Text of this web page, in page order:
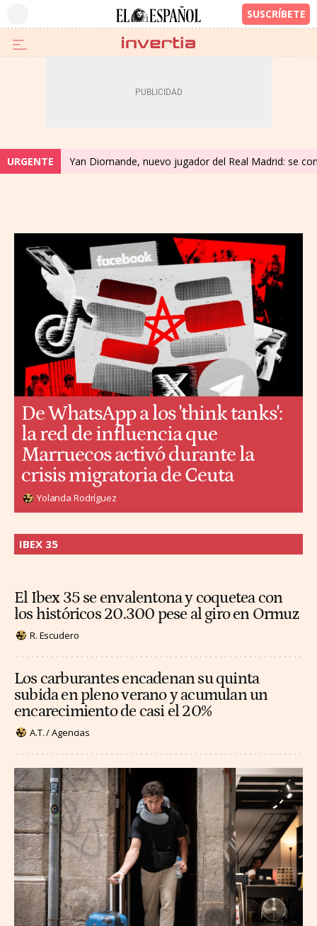
URGENTE Yan Diomande, nuevo jugador del Real Madrid: se
IBEX 35
El Ibex 35 se envalentona y coquetea con
los históricos 20.300 pese al giro en Ormuz
R. Escudero
Los carburantes encadenan su quinta
subida en pleno verano y acumulan un
encarecimiento de casi el 20%
A.T. / Agencias
De WhatsApp a los 'think tanks':
la red de influencia que
Marruecos activó durante la
crisis migratoria de Ceuta
Yolanda Rodríguez